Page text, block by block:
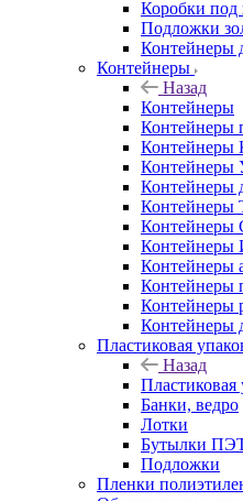
Коробки под
Подложки
Контейнеры
Контейнеры
Назад
Контейнеры
Контейнеры
Контейнеры
Контейнеры
Контейнеры
Контейнеры
Контейнеры
Контейнеры
Контейнеры
Контейнеры
Контейнеры
Пластиковая
Назад
Пластиковая
Банки, ведро
Лотки
Бутылки
Подложки
Пленки